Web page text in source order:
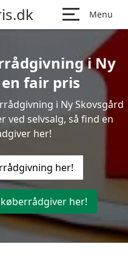
Menu
i Ny
fair pris
i Ny Skovsgård
ved selvsalg, så find en
her!
her!
her!